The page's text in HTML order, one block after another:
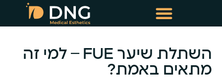
השתלת שיער FUE – למי זה
מתאים באמת?